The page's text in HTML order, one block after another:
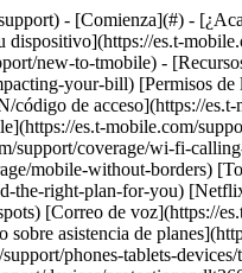
- [Comienza](#) -
es.t-
new-to-tmobile) -
your-bill) [Permisos
de acceso](https://
es.t-mobile.com/
support/coverage/wi-fi-
mobile-without-borders)
the-right-plan-for-you)
[Correo de voz](https://
asistencia de
phones-tablets-